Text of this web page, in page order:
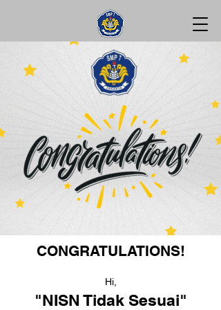
CONGRATULATIONS!
Hi,
"NISN Tidak Sesuai"